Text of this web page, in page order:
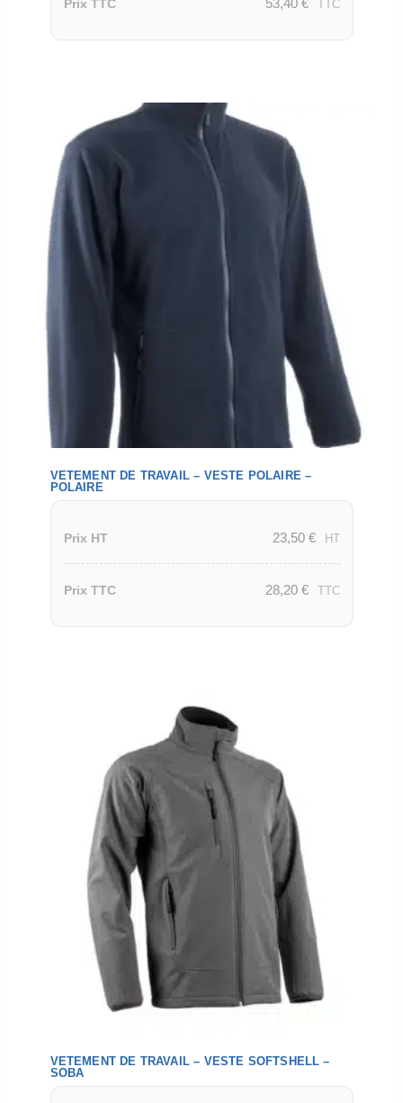
Prix TTC 53,40 € TTC
VETEMENT DE TRAVAIL – VESTE POLAIRE –
POLAIRE
Prix HT 23,50 € HT
Prix TTC 28,20 € TTC
VETEMENT DE TRAVAIL – VESTE SOFTSHELL –
SOBA